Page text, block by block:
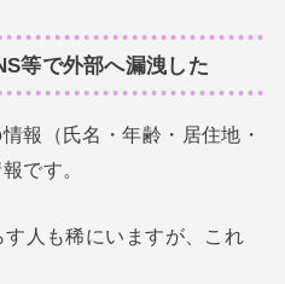
等で外部へ漏洩した
報（氏名・年齢・居住地・
です。
人も稀にいますが、これ